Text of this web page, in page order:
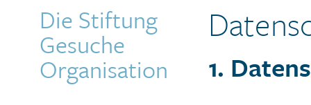
Die Stiftung
Gesuche
Organisation
1.